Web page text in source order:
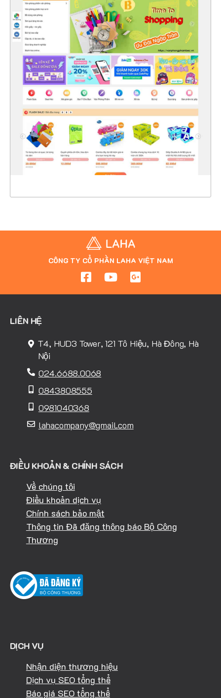
4678
CHI TIẾT
XEM THỰC TẾ
CÔNG TY CỔ PHẦN LAHA VIỆT NAM
LIÊN HỆ
T4, HUD3 Tower, 121 Tô Hiệu, Hà Đông, Hà
Nội
024.6688.0068
0843808555
0981040368
lahacompany@gmail.com
ĐIỀU KHOẢN & CHÍNH SÁCH
Về chúng tôi
Điều khoản dịch vụ
Chính sách bảo mật
Thông tin Đã đăng thông báo Bộ Công
Thương
DỊCH VỤ
Nhận diện thương hiệu
Dịch vụ SEO tổng thể
Báo giá SEO tổng thể